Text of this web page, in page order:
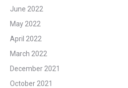
June 2022
May 2022
April 2022
March 2022
December 2021
October 2021